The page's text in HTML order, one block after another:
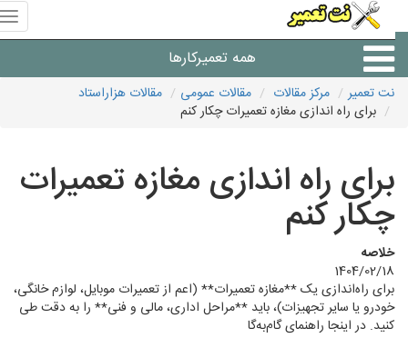
همه تعمیرکارها
شرکت های تعمیرات لوازم
نت تعمیر مرکز مقالات مقالات عمومی
مقالات هزاراستاد
برای راه اندازی مغازه تعمیرات چکار کنم
برای راه اندازی مغازه تعمیرات
چکار کنم
خلاصه
1404/02/18
برای راه‌اندازی یک **مغازه تعمیرات** (اعم از تعمیرات موبایل، لوازم خانگی،
خودرو یا سایر تجهیزات)، باید **مراحل اداری، مالی و فنی** را به دقت طی
کنید. در اینجا راهنمای گام‌به‌گا